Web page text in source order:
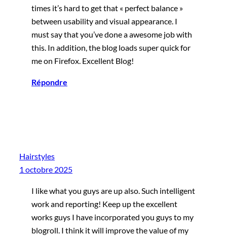
times it’s hard to get that « perfect balance »
between usability and visual appearance. I
must say that you’ve done a awesome job with
this. In addition, the blog loads super quick for
me on Firefox. Excellent Blog!
Répondre
Hairstyles
1 octobre 2025
I like what you guys are up also. Such intelligent
work and reporting! Keep up the excellent
works guys I have incorporated you guys to my
blogroll. I think it will improve the value of my